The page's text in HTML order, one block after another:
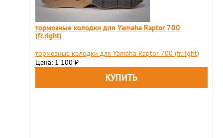
тормозные колодки для Yamaha Raptor 700
(fr.right)
тормозные колодки для Yamaha Raptor 700 (fr.right)
Цена: 1 100 ₽